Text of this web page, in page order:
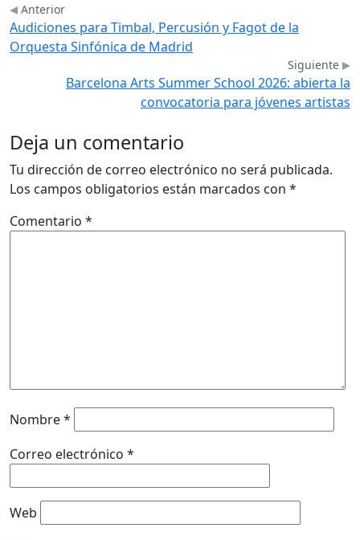
Anterior
Audiciones para Timbal, Percusión y Fagot de la
Orquesta Sinfónica de Madrid
Siguiente
Barcelona Arts Summer School 2026: abierta la
convocatoria para jóvenes artistas
Deja un comentario
Tu dirección de correo electrónico no será publicada.
Los campos obligatorios están marcados con *
Comentario *
Nombre*
Correo electrónico *
Web